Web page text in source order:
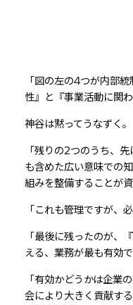
「図の左の4つが内部
性』と『事業活動に関
神谷は黙ってうなずく。
「残りの2つのうち、
も含めた広い意味での
組みを整備することが
「これも管理ですが、
「最後に残ったのが、
える、業務が最も有効
「有効かどうかは企業
会により大きく貢献す